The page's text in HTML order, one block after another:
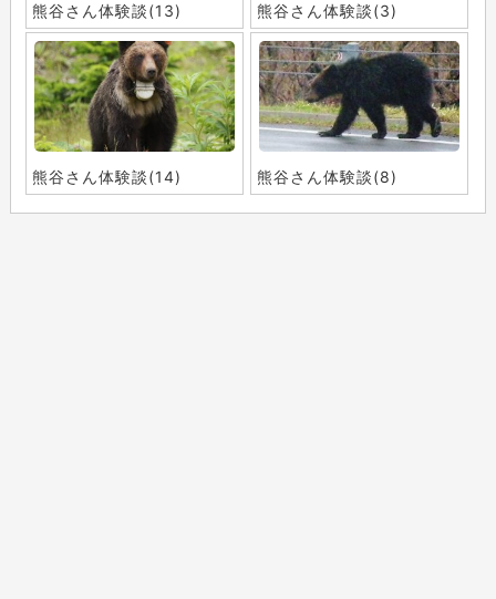
熊谷さん体験談(13) 熊谷さん体験談(3)
熊谷さん体験談(14) 熊谷さん体験談(8)